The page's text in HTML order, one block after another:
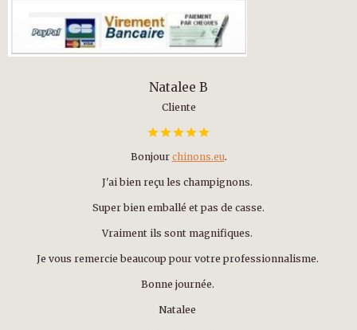
Natalee B
Cliente
Bonjour chinons.eu.
J'ai bien reçu les champignons.
Super bien emballé et pas de casse.
Vraiment ils sont magnifiques.
Je vous remercie beaucoup pour votre professionnalisme.
Bonne journée.
Natalee